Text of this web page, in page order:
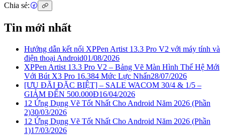
Chia sẻ:
Tin mới nhất
Hướng dẫn kết nối XPPen Artist 13.3 Pro V2 với máy tính và
điện thoại Android01/08/2026
XPPen Artist 13.3 Pro V2 – Bảng Vẽ Màn Hình Thế Hệ Mới
Với Bút X3 Pro 16.384 Mức Lực Nhấn28/07/2026
[ƯU ĐÃI ĐẶC BIỆT] – SALE WACOM 30/4 & 1/5 –
GIẢM ĐẾN 500.000Đ16/04/2026
12 Ứng Dụng Vẽ Tốt Nhất Cho Android Năm 2026 (Phần
2)30/03/2026
12 Ứng Dụng Vẽ Tốt Nhất Cho Android Năm 2026 (Phần
1)17/03/2026